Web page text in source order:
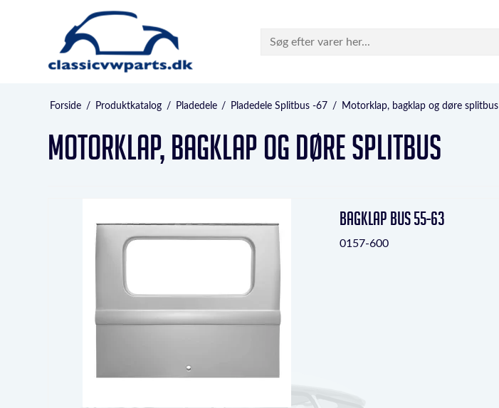
Forside / Produktkatalog / Pladedele / Pladedele Splitbus -67 / Motorklap, bagklap og døre splitbus
Motorklap, bagklap og døre splitbus
Bagklap bus 55-63
0157-600